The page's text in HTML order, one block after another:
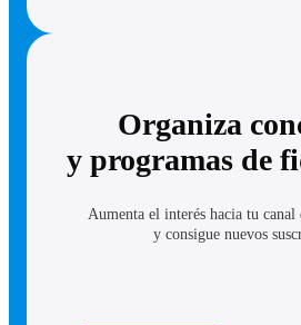
Organiza
y programas de
Aumenta el interés hacia tu canal
y consigue nuevos